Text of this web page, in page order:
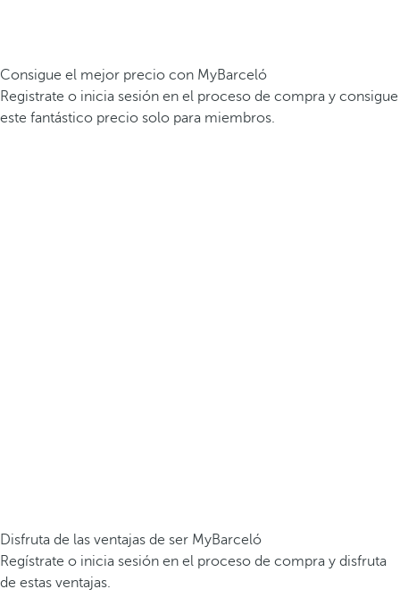
Consigue el mejor precio con MyBarceló
Registrate o inicia sesión en el proceso de compra y consigue
este fantástico precio solo para miembros.
Disfruta de las ventajas de ser MyBarceló
Regístrate o inicia sesión en el proceso de compra y disfruta
de estas ventajas.